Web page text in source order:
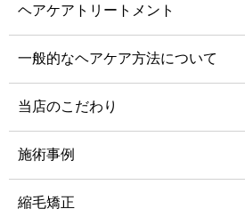
ヘアケアトリートメント
一般的なヘアケア方法について
当店のこだわり
施術事例
縮毛矯正